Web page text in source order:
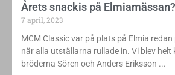
Årets snackis på Elmiamässan?
7 april, 2023
MCM Classic var på plats på Elmia
när alla utställarna rullade in. Vi blev helt
bröderna Sören och Anders Eriksson